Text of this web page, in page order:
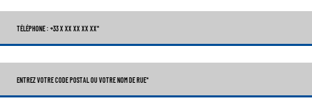
TÉLÉPHONE : +33 X XX XX XX XX*
ENTREZ VOTRE CODE POSTAL OU VOTRE NOM DE RUE*